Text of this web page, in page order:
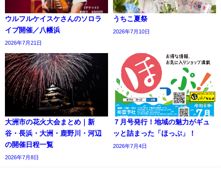
ウルフルケイスケさんのソロラ
イブ開催／八幡浜
2026年7月21日
うちこ夏祭
2026年7月10日
大洲市の花火大会まとめ｜新
谷・長浜・大洲・鹿野川・河辺
の開催日程一覧
2026年7月8日
７月号発行！地域の魅力がギュ
ッと詰まった「ほっぷ」！
2026年7月4日